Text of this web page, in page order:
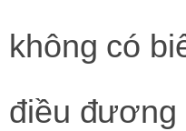
không có
điều đương